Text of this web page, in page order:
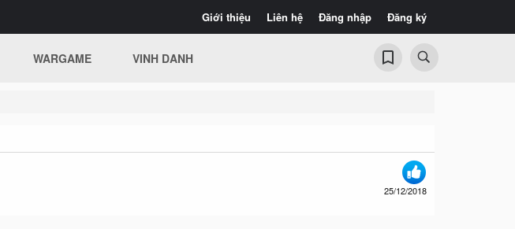
Giới thiệu Liên hệ Đăng nhập Đăng ký
WARGAME VINH DANH
25/12/2018